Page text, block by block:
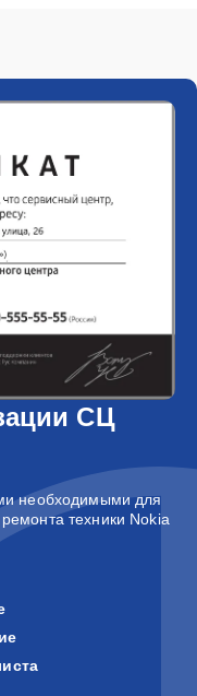
СЦ
необходимыми для
техники Nokia